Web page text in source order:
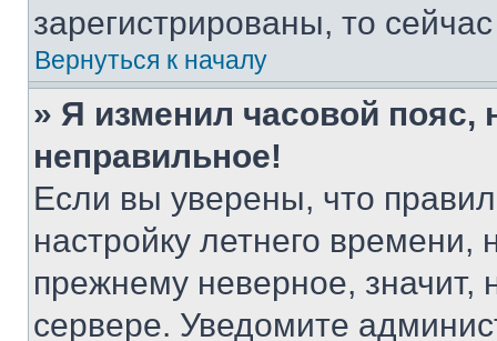
зарегистрированы, то
Вернуться к началу
» Я изменил часовой пояс,
неправильное!
Если вы уверены, что
настройку летнего
прежнему неверное, значит,
сервере. Уведомите